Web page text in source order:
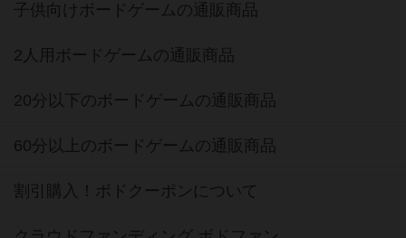
子供向けボードゲームの通販商品
2人用ボードゲームの通販商品
20分以下のボードゲームの通販商品
60分以上のボードゲームの通販商品
割引購入！ボドクーポンについて